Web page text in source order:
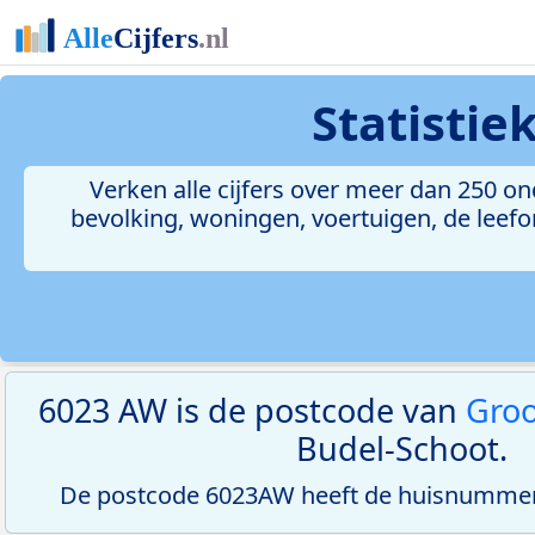
Verken alle cijfers over meer dan 250
bevolking, woningen, voertuigen, de
6023 AW is de postcode van
Budel-Schoot.
De postcode 6023AW heeft de